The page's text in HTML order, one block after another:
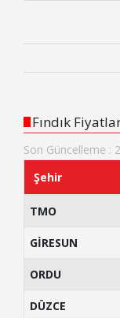
Fındık
Son Güncelleme :
Şehir
TMO
GİRESUN
ORDU
DÜZCE